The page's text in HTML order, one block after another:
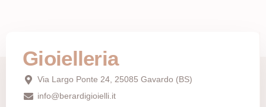
Gioielleria
Via Largo Ponte 24, 25085 Gavardo (BS)
info@berardigioielli.it